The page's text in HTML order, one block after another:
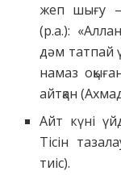
жеп шығу –
(р.а.):
дәм татпай
намаз
айтқан
Айт күні
Тісін
тиіс).